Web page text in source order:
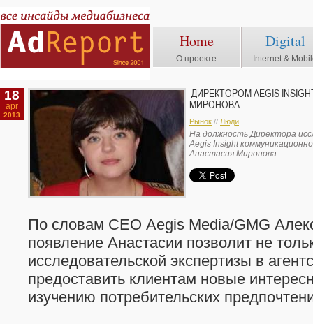
Home
О проекте
Digital
Internet &
18
apr
2013
ДИРЕКТОРОМ AEGIS
МИРОНОВА
Рынок // Люди
На должность Директора
Aegis Insight
Анастасия Миронова.
По словам СЕО Aegis Media/GMG
появление Анастасии позволит не
исследовательской экспертизы в
предоставить клиентам новые
изучению потребительских